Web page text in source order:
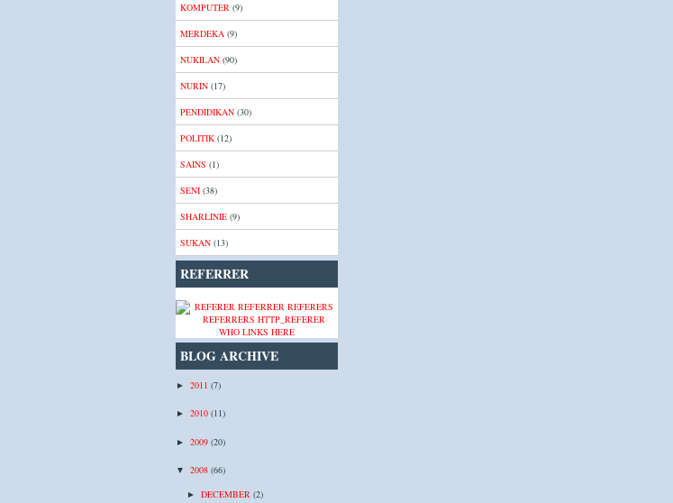
KOMPUTER (9)
MERDEKA (9)
NUKILAN (90)
NURIN (17)
PENDIDIKAN (30)
POLITIK (12)
SAINS (1)
SENI (38)
SHARLINIE (9)
SUKAN (13)
REFERRER
WHO LINKS HERE
BLOG ARCHIVE
► 2011 (7)
► 2010 (11)
► 2009 (20)
▼ 2008 (66)
► DECEMBER (2)